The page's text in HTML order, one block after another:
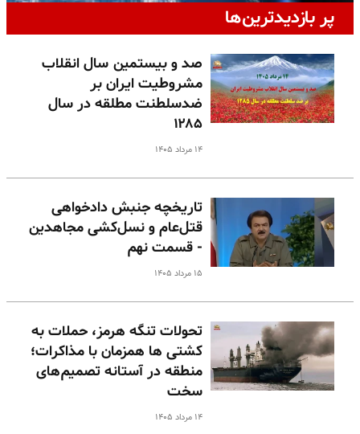
پر بازدیدترین‌ها
صد و بیستمین سال انقلاب
مشروطیت ایران بر
ضدسلطنت مطلقه در سال
۱۲۸۵
۱۴ مرداد ۱۴۰۵
تاریخچه جنبش دادخواهی
قتل‌عام و نسل‌کشی مجاهدین
- قسمت نهم
۱۵ مرداد ۱۴۰۵
تحولات تنگه هرمز، حملات به
کشتی ها همزمان با مذاکرات؛
منطقه در آستانه تصمیم‌های
سخت
۱۴ مرداد ۱۴۰۵